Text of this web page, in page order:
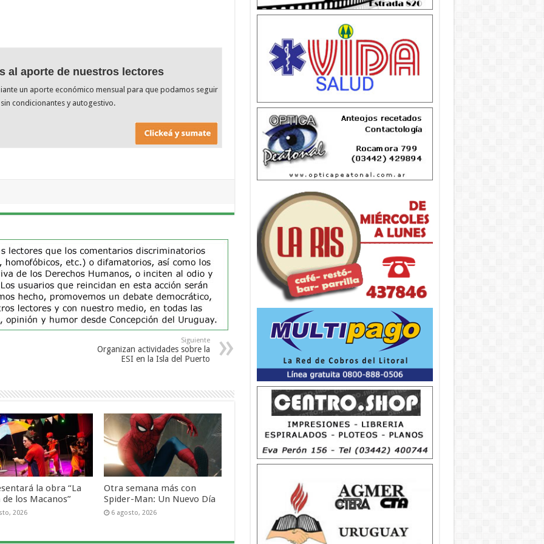
al aporte de nuestros lectores
un aporte económico mensual para que podamos seguir
condicionantes y autogestivo.
Siguiente
Organizan actividades sobre la
ESI en la Isla del Puerto
la obra “La
de los Macanos”
2026
Otra semana más con
Spider-Man: Un Nuevo Día
6 agosto, 2026